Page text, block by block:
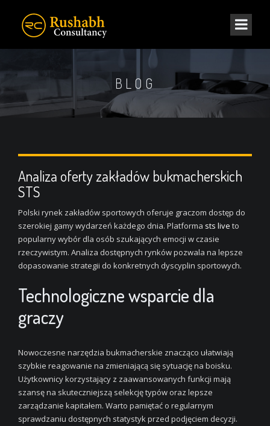
BLOG
Analiza oferty zakładów bukmacherskich
STS
Polski rynek zakładów sportowych oferuje graczom dostęp do
szerokiej gamy wydarzeń każdego dnia. Platforma sts live to
popularny wybór dla osób szukających emocji w czasie
rzeczywistym. Analiza dostępnych rynków pozwala na lepsze
dopasowanie strategii do konkretnych dyscyplin sportowych.
Technologiczne wsparcie dla
graczy
Nowoczesne narzędzia bukmacherskie znacząco ułatwiają
szybkie reagowanie na zmieniającą się sytuację na boisku.
Użytkownicy korzystający z zaawansowanych funkcji mają
szansę na skuteczniejszą selekcję typów oraz lepsze
zarządzanie kapitałem. Warto pamiętać o regularnym
sprawdzaniu dostępnych statystyk przed podjęciem decyzji.